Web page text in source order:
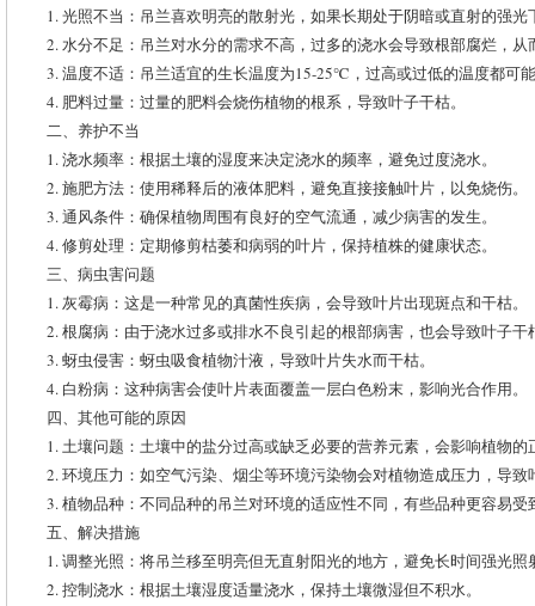
1. 光照不当：吊兰喜欢明亮的散射光，如果长期处于阴暗或直射的强
2. 水分不足：吊兰对水分的需求不高，过多的浇水会导致根部腐烂，从
3. 温度不适：吊兰适宜的生长温度为15-25℃，过高或过低的温度都可
4. 肥料过量：过量的肥料会烧伤植物的根系，导致叶子干枯。
二、养护不当
1. 浇水频率：根据土壤的湿度来决定浇水的频率，避免过度浇水。
2. 施肥方法：使用稀释后的液体肥料，避免直接接触叶片，以免烧伤。
3. 通风条件：确保植物周围有良好的空气流通，减少病害的发生。
4. 修剪处理：定期修剪枯萎和病弱的叶片，保持植株的健康状态。
三、病虫害问题
1. 灰霉病：这是一种常见的真菌性疾病，会导致叶片出现斑点和干枯。
2. 根腐病：由于浇水过多或排水不良引起的根部病害，也会导致叶子干
3. 蚜虫侵害：蚜虫吸食植物汁液，导致叶片失水而干枯。
4. 白粉病：这种病害会使叶片表面覆盖一层白色粉末，影响光合作用。
四、其他可能的原因
1. 土壤问题：土壤中的盐分过高或缺乏必要的营养元素，会影响植物的
2. 环境压力：如空气污染、烟尘等环境污染物会对植物造成压力，导致
3. 植物品种：不同品种的吊兰对环境的适应性不同，有些品种更容易受
五、解决措施
1. 调整光照：将吊兰移至明亮但无直射阳光的地方，避免长时间强光照
2. 控制浇水：根据土壤湿度适量浇水，保持土壤微湿但不积水。